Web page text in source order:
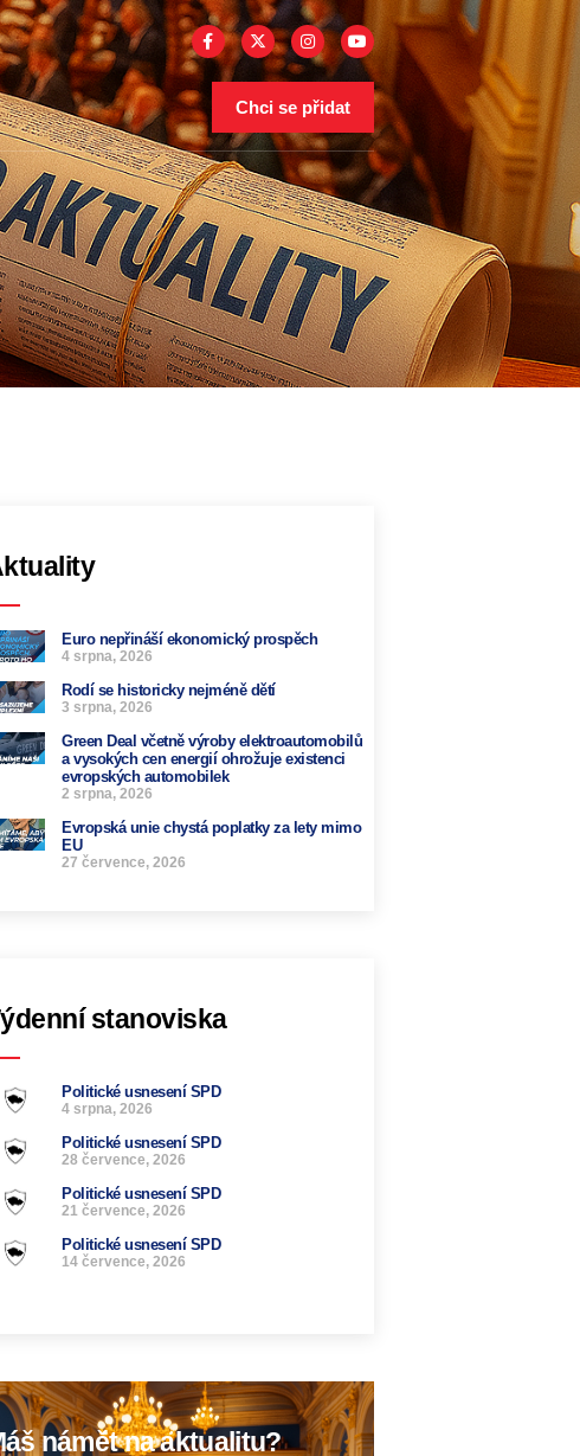
Chci se přidat
Euro nepřináší ekonomický prospěch
4 srpna, 2026
Rodí se historicky nejméně dětí
3 srpna, 2026
Green Deal včetně výroby elektroautomobilů
a vysokých cen energií ohrožuje existenci
evropských automobilek
2 srpna, 2026
Evropská unie chystá poplatky za lety mimo
EU
27 července, 2026
stanoviska
Politické usnesení SPD
4 srpna, 2026
Politické usnesení SPD
28 července, 2026
Politické usnesení SPD
21 července, 2026
Politické usnesení SPD
14 července, 2026
námět na aktualitu?